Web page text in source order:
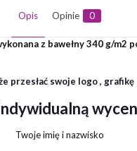
Opis Opinie 0
z bawełny 340 g/m2
przesłać swoje logo , grafikę
Twoje imię i nazwisko